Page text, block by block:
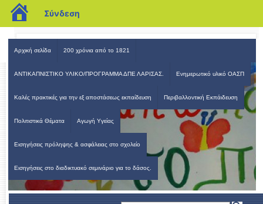
blogs.sch.gr
Σύνδεση
Αρχική σελίδα 200 χρόνια από το 1821
ΑΝΤΙΚΑΠΝΙΣΤΙΚΟ ΥΛΙΚΟ/ΠΡΟΓΡΑΜΜΑ ΔΠΕ ΛΑΡΙΣΑΣ. Ενημερωτικό υλικό ΟΑΣΠ
Καλές πρακτικές για την εξ αποστάσεως εκπαίδευση Περιβαλλοντική Εκπάιδευση
Πολιτιστικά Θέματα Αγωγή Υγείας
Εισηγήσεις πρόληψης & ασφάλειας στο σχολείο
Εισηγήσεις στο διαδικτυακό σεμινάριο για το δάσος.
Καινοτόμες Δράσεις Α/θμιας Εκπ/σης Λάρισας